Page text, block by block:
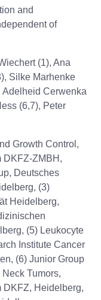
and
of
(1), Ana
Silke Marhenke
Adelheid Cerwenka
(6,7), Peter
Growth Control,
DKFZ-ZMBH,
Deutsches
(3)
Heidelberg,
(5) Leukocyte
Institute Cancer
(6) Junior Group
Tumors,
DKFZ, Heidelberg,